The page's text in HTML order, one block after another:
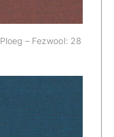
– Fezwool: 28
Fezwool: 41